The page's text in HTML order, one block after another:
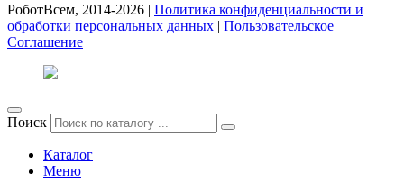
РоботВсем, 2014-2026 | Политика конфиденциальности и
обработки персональных данных | Пользовательское
Соглашение
Поиск
Каталог
Меню